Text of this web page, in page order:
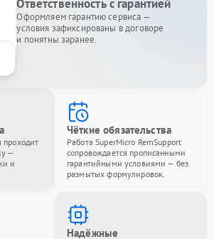
Ответственность с гарантией
Оформляем гарантию сервиса —
условия зафиксированы в договоре
и понятны заранее.
проходит
—
и
Чёткие обязательства
Работа SuperMicro RemSupport
сопровождается прописанными
гарантийными условиями — без
размытых формулировок.
Надёжные